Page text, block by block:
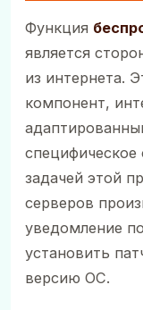
Функция
является
из интернета.
компонент,
задачей этой
серверов
уведомление
установить
версию ОС.